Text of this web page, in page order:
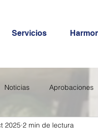
Servicios
Noticias Aprobaciones
2025 2 min de lectura